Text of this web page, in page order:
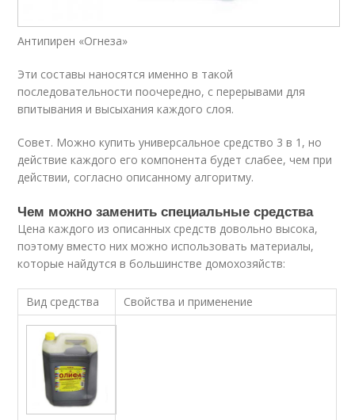
Антипирен «Огнеза»
Эти составы наносятся именно в такой
последовательности поочередно, с перерывами для
впитывания и высыхания каждого слоя.
Совет. Можно купить универсальное средство 3 в 1, но
действие каждого его компонента будет слабее, чем при
действии, согласно описанному алгоритму.
Чем можно заменить специальные средства
Цена каждого из описанных средств довольно высока,
поэтому вместо них можно использовать материалы,
которые найдутся в большинстве домохозяйств:
Вид средства Свойства и применение